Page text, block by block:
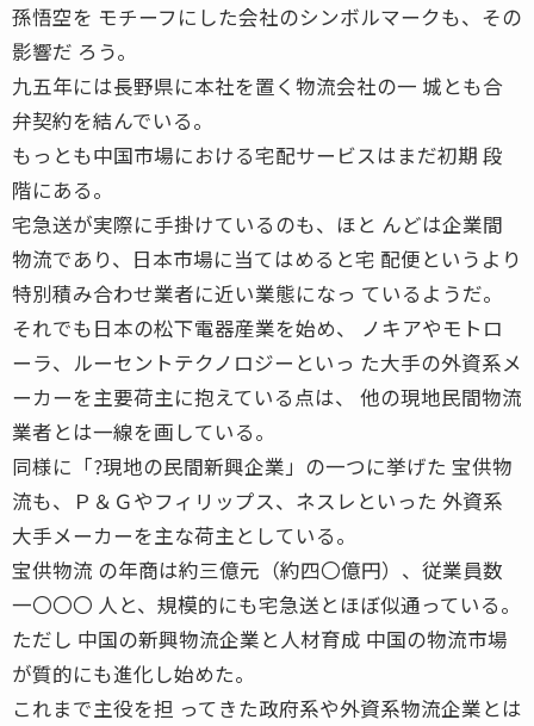
孫悟空を モチーフにした会社のシンボルマークも、その
影響だ ろう。
九五年には長野県に本社を置く物流会社の一 城とも合
弁契約を結んでいる。
もっとも中国市場における宅配サービスはまだ初期 段
階にある。
宅急送が実際に手掛けているのも、ほと んどは企業間
物流であり、日本市場に当てはめると宅 配便というより
特別積み合わせ業者に近い業態になっ ているようだ。
それでも日本の松下電器産業を始め、 ノキアやモトロ
ーラ、ルーセントテクノロジーといっ た大手の外資系メ
ーカーを主要荷主に抱えている点は、 他の現地民間物流
業者とは一線を画している。
同様に「?現地の民間新興企業」の一つに挙げた 宝供物
流も、Ｐ＆Ｇやフィリップス、ネスレといった 外資系
大手メーカーを主な荷主としている。
宝供物流 の年商は約三億元（約四〇億円）、従業員数
一〇〇〇 人と、規模的にも宅急送とほぼ似通っている。
ただし 中国の新興物流企業と人材育成 中国の物流市場
が質的にも進化し始めた。
これまで主役を担 ってきた政府系や外資系物流企業とは